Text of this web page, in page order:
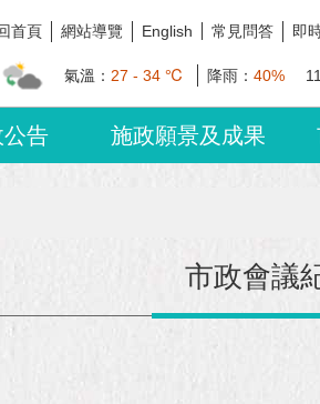
首頁 網站導覽 English 常見問答 即
氣溫： 27 - 34 ℃ 降雨： 40%
告 施政願景及成果
市政會議